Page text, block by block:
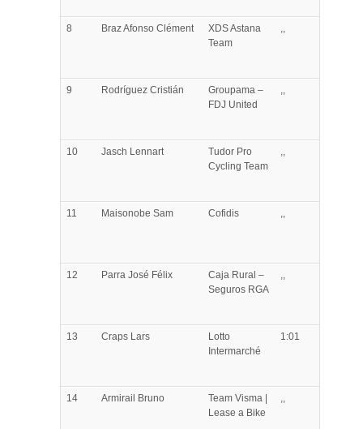
8 Braz Afonso Clément
XDS Astana
Team
,,
9 Rodríguez Cristián
Groupama –
FDJ United
,,
10 Jasch Lennart
Tudor Pro
Cycling Team
,,
11 Maisonobe Sam Cofidis ,,
12 Parra José Félix
Caja Rural –
Seguros RGA
,,
13 Craps Lars
Lotto
Intermarché
1:01
14 Armirail Bruno
Team Visma |
Lease a Bike
,,